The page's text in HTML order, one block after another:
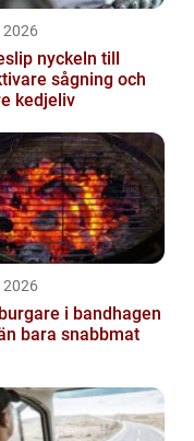
2026
till
sågning och
kedjeliv
2026
i bandhagen
bara snabbmat